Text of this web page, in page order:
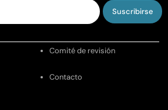
Comité de revisión
Contacto